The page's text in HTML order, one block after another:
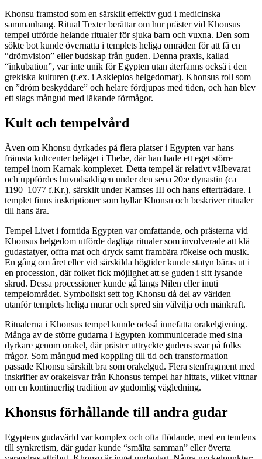
Khonsu framstod som en särskilt effektiv gud i medicinska
sammanhang. Ritual Texter berättar om hur präster vid Khonsus
tempel utförde helande ritualer för sjuka barn och vuxna. Den som
sökte bot kunde övernatta i templets heliga områden för att få en
“drömvision” eller budskap från guden. Denna praxis, kallad
“inkubation”, var inte unik för Egypten utan återfanns också i den
grekiska kulturen (t.ex. i Asklepios helgedomar). Khonsus roll som
en ”dröm beskyddare” och helare fördjupas med tiden, och han blev
ett slags mångud med läkande förmågor.
Kult och tempelvård
Även om Khonsu dyrkades på flera platser i Egypten var hans
främsta kultcenter beläget i Thebe, där han hade ett eget större
tempel inom Karnak-komplexet. Detta tempel är relativt välbevarat
och uppfördes huvudsakligen under den sena 20:e dynastin (ca
1190–1077 f.Kr.), särskilt under Ramses III och hans efterträdare. I
templet finns inskriptioner som hyllar Khonsu och beskriver ritualer
till hans ära.
Tempel Livet i forntida Egypten var omfattande, och prästerna vid
Khonsus helgedom utförde dagliga ritualer som involverade att klä
gudastatyer, offra mat och dryck samt frambära rökelse och musik.
En gång om året eller vid särskilda högtider kunde statyn bäras ut i
en procession, där folket fick möjlighet att se guden i sitt lysande
skrud. Dessa processioner kunde gå längs Nilen eller inuti
tempelområdet. Symboliskt sett tog Khonsu då del av världen
utanför templets heliga murar och spred sin välvilja och månkraft.
Ritualerna i Khonsus tempel kunde också innefatta orakelgivning.
Många av de större gudarna i Egypten kommunicerade med sina
dyrkare genom orakel, där präster uttryckte gudens svar på folks
frågor. Som mångud med koppling till tid och transformation
passade Khonsu särskilt bra som orakelgud. Flera stenfragment med
inskrifter av orakelsvar från Khonsus tempel har hittats, vilket vittnar
om en kontinuerlig tradition av gudomlig vägledning.
Khonsus förhållande till andra gudar
Egyptens gudavärld var komplex och ofta flödande, med en tendens
till synkretism, där gudar kunde “smälta samman” eller överta